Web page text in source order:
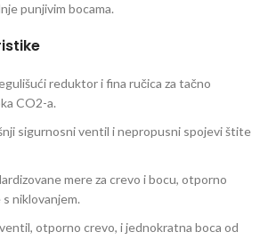
punjivim bocama.
reduktor i fina ručica za tačno
CO2-a.
sigurnosni ventil i nepropusni spojevi štite
mere za crevo i bocu, otporno
niklovanjem.
otporno crevo, i jednokratna boca od